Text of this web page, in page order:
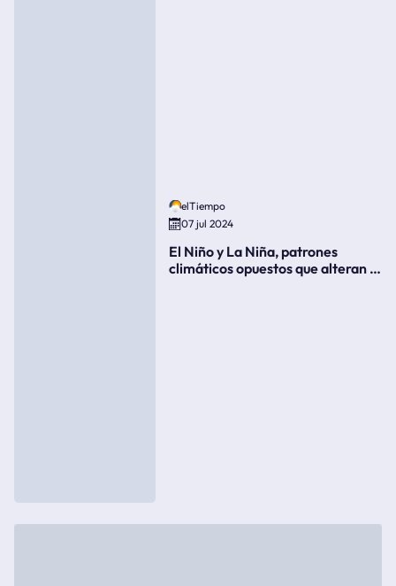
elTiempo
07 jul 2024
El Niño y La Niña, patrones
climáticos opuestos que alteran la